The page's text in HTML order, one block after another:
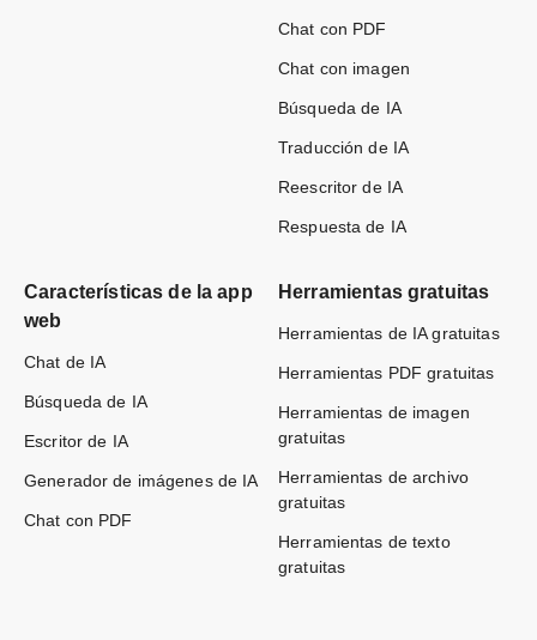
Chat con PDF
Chat con imagen
Búsqueda de IA
Traducción de IA
Reescritor de IA
Respuesta de IA
Características de la app
web
Chat de IA
Búsqueda de IA
Escritor de IA
Generador de imágenes de IA
Chat con PDF
Herramientas gratuitas
Herramientas de IA gratuitas
Herramientas PDF gratuitas
Herramientas de imagen
gratuitas
Herramientas de archivo
gratuitas
Herramientas de texto
gratuitas